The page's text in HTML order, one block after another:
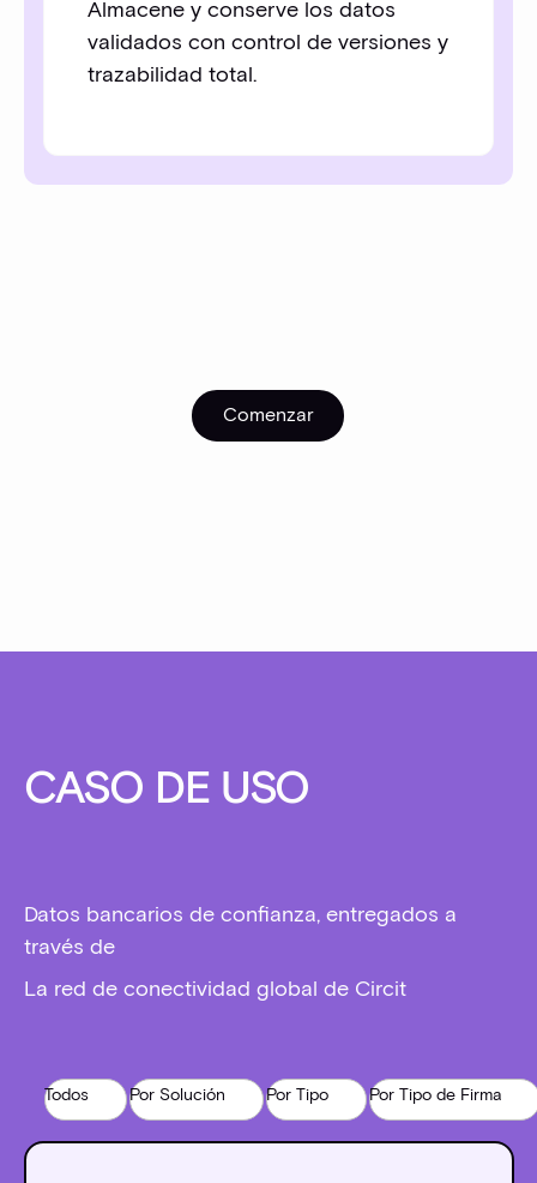
Almacene y conserve los datos
validados con control de versiones y
trazabilidad total.
Comenzar
Comenzar
CASO DE USO
Datos bancarios de confianza, entregados a
través de
La red de conectividad global de Circit
Todos Por Solución Por Tipo Por Tipo de Firma